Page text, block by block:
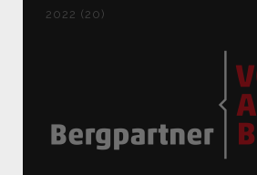
2022 (20)